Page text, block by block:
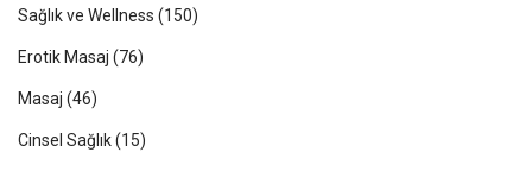
Sağlık ve Wellness (150)
Erotik Masaj (76)
Masaj (46)
Cinsel Sağlık(15)